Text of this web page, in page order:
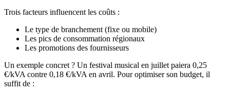
Trois facteurs influencent les coûts :
Le type de branchement (fixe ou mobile)
Les pics de consommation régionaux
Les promotions des fournisseurs
Un exemple concret ? Un festival musical en juillet paiera 0,25
€/kVA contre 0,18 €/kVA en avril. Pour optimiser son budget, il
suffit de :